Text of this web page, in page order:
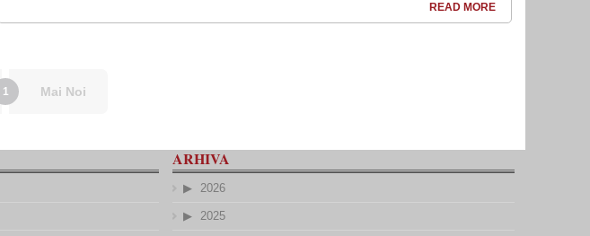
READ MORE
1 Mai Noi
ARHIVA
2026
2025